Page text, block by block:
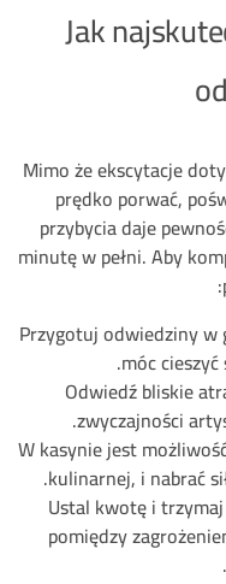
Jak
Mimo że ekscytacje
prędko porwać,
przybycia daje
minutę w pełni. Aby
Przygotuj odwiedziny w
móc cieszyć
Odwiedź bliskie
zwyczajności
W kasynie jest
kulinarnej, i nabrać
Ustal kwotę i
pomiędzy